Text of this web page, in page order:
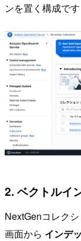
ンを置く構成で
2. ベクトルイ
NextGenコレク
画面から インデ